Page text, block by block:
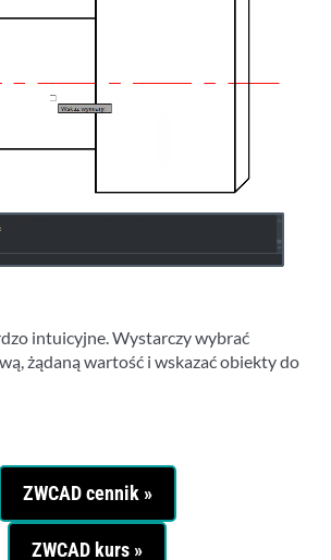
intuicyjne. Wystarczy wybrać
żądaną wartość i wskazać obiekty do
ZWCAD cennik »
ZWCAD kurs »